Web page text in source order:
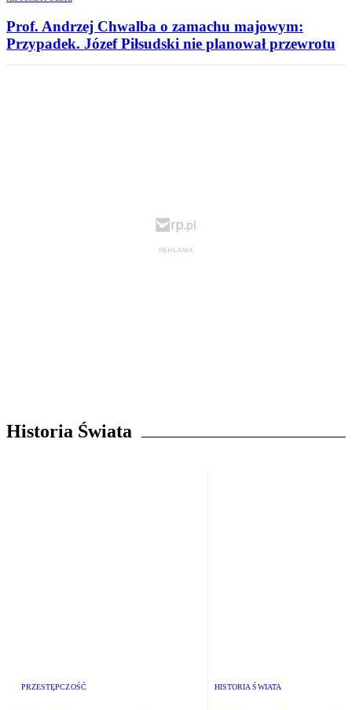
Prof. Andrzej Chwalba o zamachu majowym:
Przypadek. Józef Piłsudski nie planował przewrotu
Historia Świata
PRZESTĘPCZOŚĆ HISTORIA ŚWIATA